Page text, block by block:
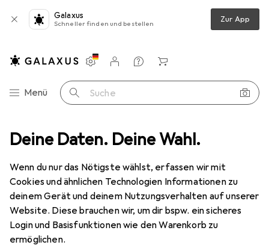
Deine Daten. Deine Wahl.
Wenn du nur das Nötigste wählst, erfassen wir mit
Cookies und ähnlichen Technologien Informationen zu
deinem Gerät und deinem Nutzungsverhalten auf unserer
Website. Diese brauchen wir, um dir bspw. ein sicheres
Login und Basisfunktionen wie den Warenkorb zu
ermöglichen.
Galaxus
Schneller finden und bestellen Zur App
Navigation nach Kategorien
Menü Suche
Einstellungen
Kundenkonto
Vergleichslisten
Merklisten
Warenkorb
Smartwatch Schutzfolie Dipos Displayschutzfolie Crystalclear
4 Bilder
DiposDisplayschutzfolie Crystalclear
EUR
5,99